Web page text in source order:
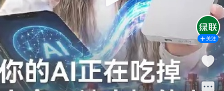
关注